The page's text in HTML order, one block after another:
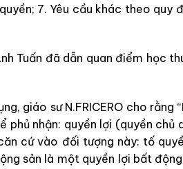
7. Yêu cầu khác theo quy
Tuấn đã dẫn quan điểm học
giáo sư N.FRICERO cho rằng
phủ nhận: quyền lợi (quyền chủ
cứ vào đối tượng này: tố
sản là một quyền lợi bất